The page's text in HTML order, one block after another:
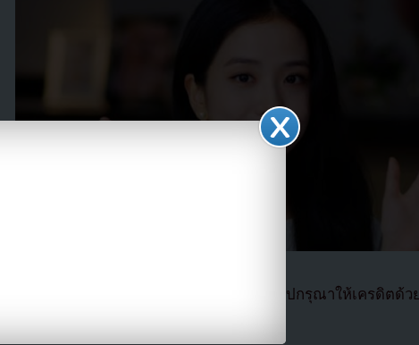
หากนำออกไปกรุณาให้เครดิตด้